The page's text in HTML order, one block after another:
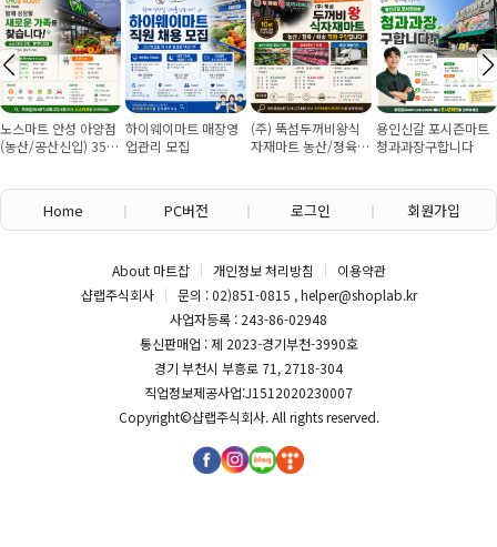
노스마트 안성 아양점
(농산/공산신입) 355
하이웨이마트 매장영
업관리 모집
(주) 뚝섬두꺼비왕식
자재마트 농산/졍육/
용인신갈 포시즌마트
청과과장구합니다
Home PC버전 로그인 회원가입
About 마트잡 개인정보 처리방침
이용약관
샵랩주식회사
문의 : 02)851-0815 , helper@shoplab.kr
사업자등록 : 243-86-02948
통신판매업 : 제 2023-경기부천-3990호
경기 부천시 부흥로 71, 2718-304
직업정보제공사업:J1512020230007
Copyright©샵랩주식회사. All rights reserved.